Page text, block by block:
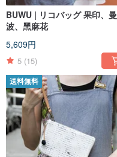
BUWU | リコバッグ 果印、曼
波、黑麻花
5,609円
5 (15)
送料無料